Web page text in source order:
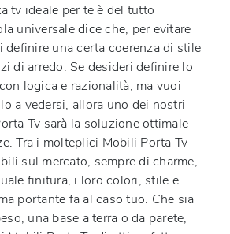
tv ideale per te è del tutto
universale dice che, per evitare
definire una certa coerenza di stile
di arredo. Se desideri definire lo
logica e razionalità, ma vuoi
a vedersi, allora uno dei nostri
Tv sarà la soluzione ottimale
Tra i molteplici Mobili Porta Tv
sul mercato, sempre di charme,
finitura, i loro colori, stile e
portante fa al caso tuo. Che sia
una base a terra o da parete,